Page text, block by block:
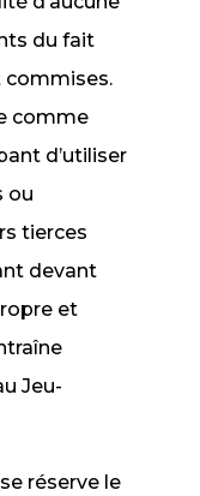
du fait
commises.
comme
d’utiliser
ou
tierces
devant
et
Jeu-
réserve le